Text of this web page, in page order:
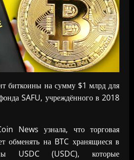
биткоины на сумму $1 млрд для
SAFU, учреждённого в 2018
News узнала, что торговая
обменять на BTC хранящиеся в
USDC (USDC), которые